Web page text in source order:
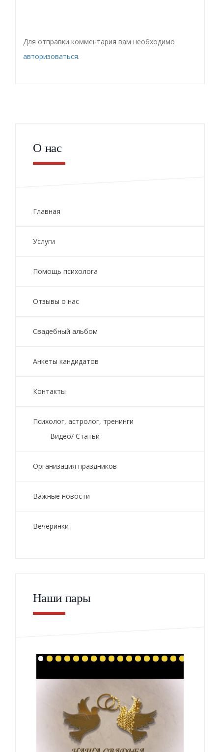
Для отправки комментария вам необходимо
авторизоваться.
О нас
Главная
Услуги
Помощь психолога
Отзывы о нас
Свадебный альбом
Анкеты кандидатов
Контакты
Психолог, астролог, тренинги
Видео/ Статьи
Организация праздников
Важные новости
Вечеринки
Наши пары